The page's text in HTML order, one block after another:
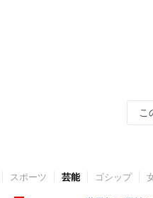
こ
スポーツ 芸能 ゴシップ